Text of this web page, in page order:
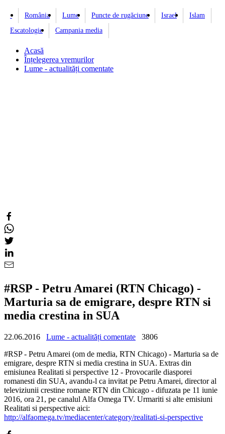
România Lume Puncte de rugăciune Israel
Islam
Escatologie
Campania media
Acasă
Înțelegerea vremurilor
Lume - actualități comentate
#RSP - Petru Amarei (RTN Chicago) -
Marturia sa de emigrare, despre RTN si
media crestina in SUA
22.06.2016 Lume - actualități comentate
3806
#RSP - Petru Amarei (om de media, RTN Chicago) - Marturia sa de
emigrare, despre RTN si media crestina in SUA. Extras din
emisiunea Realitati si perspective 12 - Provocarile diasporei
romanesti din SUA, avandu-l ca invitat pe Petru Amarei, director al
televiziunii crestine romane RTN din Chicago - difuzata pe 11 iunie
2016, ora 21, pe canalul Alfa Omega TV. Urmariti si alte emisiuni
Realitati si perspective aici:
http://alfaomega.tv/mediacenter/category/realitati-si-perspective